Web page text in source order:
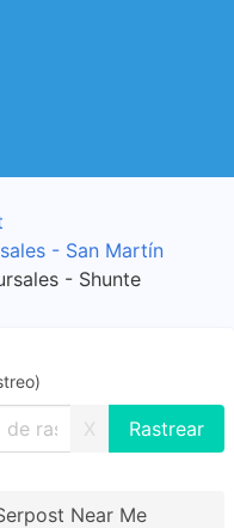
- San Martín
- Shunte
X
Near Me